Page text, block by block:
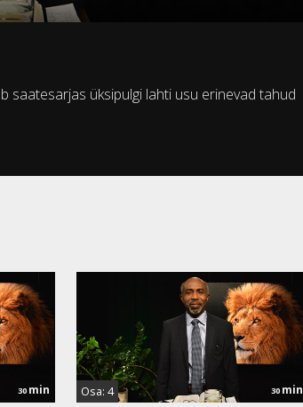
saatesarjas üksipulgi lahti usu erinevad tahud
30 min Osa: 4 30 min